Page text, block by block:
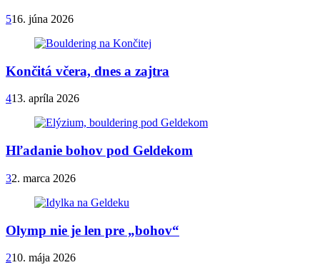
516. júna 2026
Končitá včera, dnes a zajtra
413. apríla 2026
Hľadanie bohov pod Geldekom
32. marca 2026
Olymp nie je len pre „bohov“
210. mája 2026